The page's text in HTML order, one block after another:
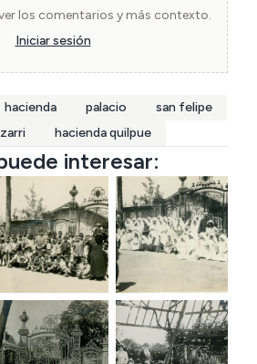
del terreno de ese
de demoler el Palacio, por
los comentarios y más contexto.
Iniciar sesión
hacienda palacio
san felipe
hacienda quilpue
interesar: